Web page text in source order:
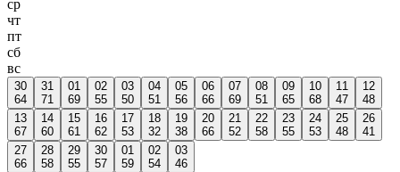
ср
чт
пт
сб
вс
30
64
31
71
01
69
02
55
03
50
04
51
05
56
06
66
07
69
08
51
09
65
10
68
11
47
12
48
13
67
14
60
15
61
16
62
17
53
18
32
19
38
20
66
21
52
22
58
23
55
24
53
25
48
26
41
27
66
28
58
29
55
30
57
01
59
02
54
03
46